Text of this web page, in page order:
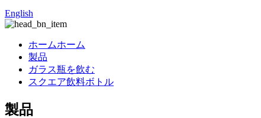
English
ホームホーム
製品
ガラス瓶を飲む
スクエア飲料ボトル
製品